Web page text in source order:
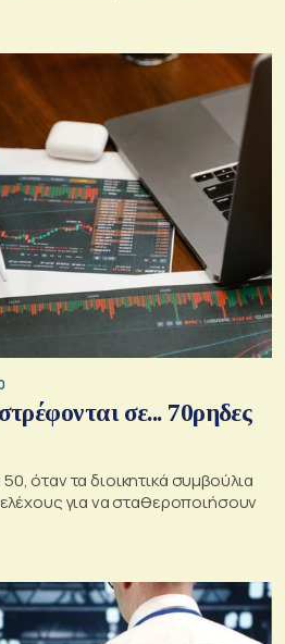
σε... 70ρηδες
όταν τα διοικητικά συμβούλια
για να σταθεροποιήσουν